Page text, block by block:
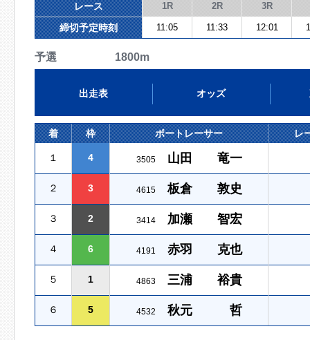
レース 1R 2R 3R
締切予定時刻 11:05 11:33 12:01
予選 1800m
出走表 オッズ
着 枠 ボートレーサー レ
１ 4 3505 山田 竜一
２ 3 4615 板倉 敦史
３ 2 3414 加瀬 智宏
４ 6 4191 赤羽 克也
５ 1 4863 三浦 裕貴
６ 5 4532 秋元 哲